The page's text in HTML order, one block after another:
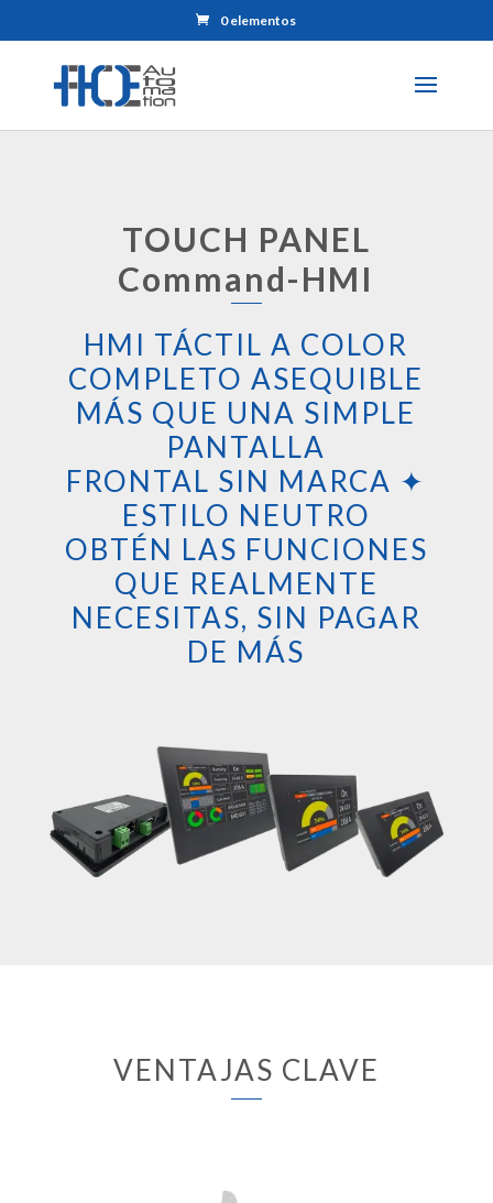
0 elementos
TOUCH PANEL
Command-HMI
HMI TÁCTIL A COLOR
COMPLETO ASEQUIBLE
MÁS QUE UNA SIMPLE
PANTALLA
FRONTAL SIN MARCA ✦
ESTILO NEUTRO
OBTÉN LAS FUNCIONES
QUE REALMENTE
NECESITAS, SIN PAGAR
DE MÁS
VENTAJAS CLAVE